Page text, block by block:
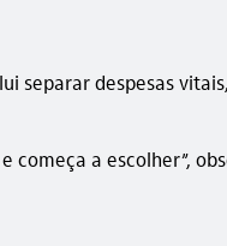
separar despesas
começa a escolher”,